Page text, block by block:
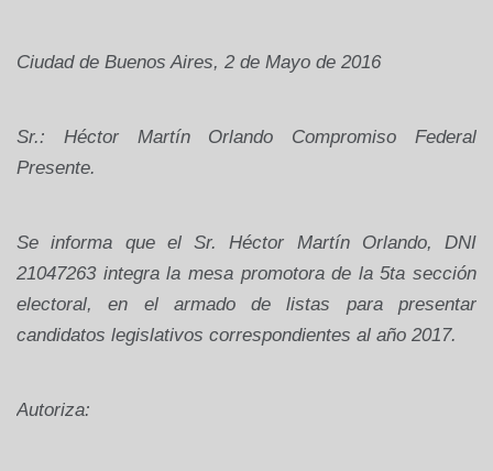
Ciudad de Buenos Aires, 2 de Mayo de 2016
Sr.: Héctor Martín Orlando Compromiso Federal
Presente.
Se informa que el Sr. Héctor Martín Orlando, DNI
21047263 integra la mesa promotora de la 5ta sección
electoral, en el armado de listas para presentar
candidatos legislativos correspondientes al año 2017.
Autoriza: